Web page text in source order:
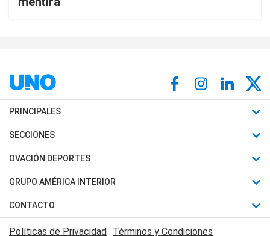
PRINCIPALES
Últimas Noticias
Política
Judiciales
Economia
SECCIONES
Horóscopo
Motores
Trucos caseros
OVACIÓN DEPORTES
Fútbol
Mundial
Automovilismo
GRUPO AMÉRICA INTERIOR
Canal 7 en Vivo
CONTACTO
Acerca de Nosotros
Políticas de Privacidad Términos y Condiciones